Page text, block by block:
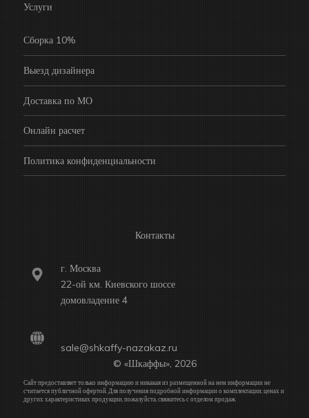
Услуги
Сборка 10%
Выезд дизайнера
Доставка по МО
Онлайн расчет
Политика конфиденциальности
Контакты
г. Москва
22-ой км. Киевского шоссе
домовладение 4
sale@shkaffy-nazakaz.ru
© «Шкаффы», 2026
Сайт предоставляет только информацию и никакая из размещенной на нем информации не
считается публичной офертой. Для получения подробной информации о комплектации, ценах и
других характеристиках продукции, пожалуйста, свяжитесь с отделом продаж.